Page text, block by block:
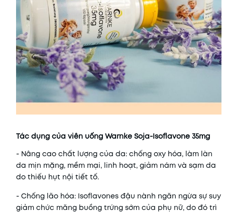
Tác dụng của viên uống Warnke Soja-Isoflavone 35mg
- Nâng cao chất lượng của da: chống oxy hóa, làm làn
da mịn mặng, mềm mại, linh hoạt, giảm nám và sạm da
do thiếu hụt nội tiết tố.
- Chống lão hóa: Isoflavones đậu nành ngăn ngừa sự suy
giảm chức măng buồng trứng sớm của phụ nữ, do đó trì